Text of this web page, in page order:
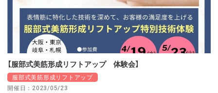
【服部式美筋形成リフトアップ 体験会】
服部式美筋形成リフトアップ
開催日：2023/05/23